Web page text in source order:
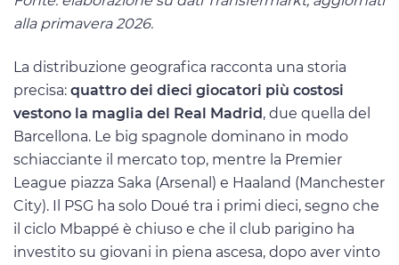
alla primavera 2026.
La distribuzione geografica racconta una storia
precisa: quattro dei dieci giocatori più costosi
vestono la maglia del Real Madrid, due quella del
Barcellona. Le big spagnole dominano in modo
schiacciante il mercato top, mentre la Premier
League piazza Saka (Arsenal) e Haaland (Manchester
City). Il PSG ha solo Doué tra i primi dieci, segno che
il ciclo Mbappé è chiuso e che il club parigino ha
investito su giovani in piena ascesa, dopo aver vinto